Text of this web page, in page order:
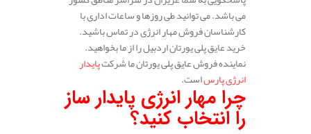
می باشد. می توانید طی روزها و ساعات اداری با
کارشناسان فروش مهار انرژی در تماس باشید.
خرید عایق پلی یورتان اردبیل را از ما بخواهید.
نماینده فروش عایق پلی یورتان ما شرکتپایدار
انرژی پارساست.
چرا مهار انرژی پایدار ساز
را انتخاب کنید؟